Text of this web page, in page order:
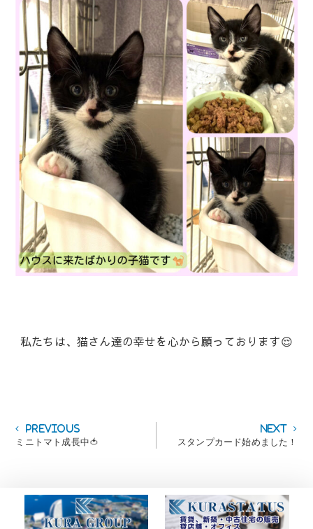
私たちは、猫さん達の幸せを心から願っております😌
投
稿
ゲ
ー
PreviousPrevious
post:
ミニトマト成長中🍅
Next
post:
スタンプカード始めました！